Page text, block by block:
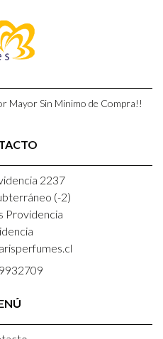
Mayor Sin Minimo de Compra!!
2237
(-2)
Providencia